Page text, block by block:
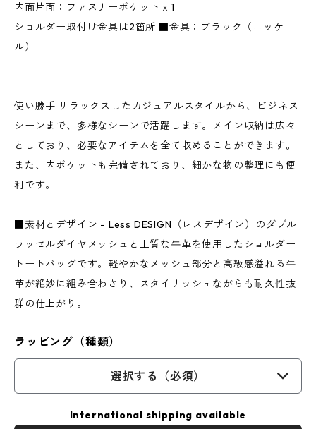
内面片面：ファスナーポケットｘ1
ショルダー取付け金具は2箇所 ■金具：ブラック（ニッケ
ル）
使い勝手 リラックスしたカジュアルスタイルから、ビジネス
シーンまで、多様なシーンで活躍します。メイン収納は広々
としており、必要なアイテムを全て収めることができます。
また、内ポケットも完備されており、細かな物の整理にも便
利です。
■素材とデザイン - Less DESIGN（レスデザイン）のダブル
ラッセルダイヤメッシュと上質な牛革を使用したショルダー
トートバッグです。軽やかなメッシュ部分と高級感溢れる牛
革が絶妙に組み合わさり、スタイリッシュながらも耐久性抜
群の仕上がり。
ラッピング（種類）
選択する（必須）
International shipping available